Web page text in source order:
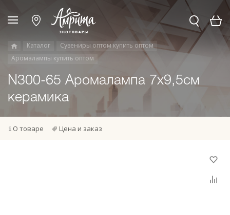
Каталог
Сувениры оптом купить оптом
Аромалампы купить оптом
N300-65 Аромалампа 7х9,5см
керамика
О товаре Цена и заказ